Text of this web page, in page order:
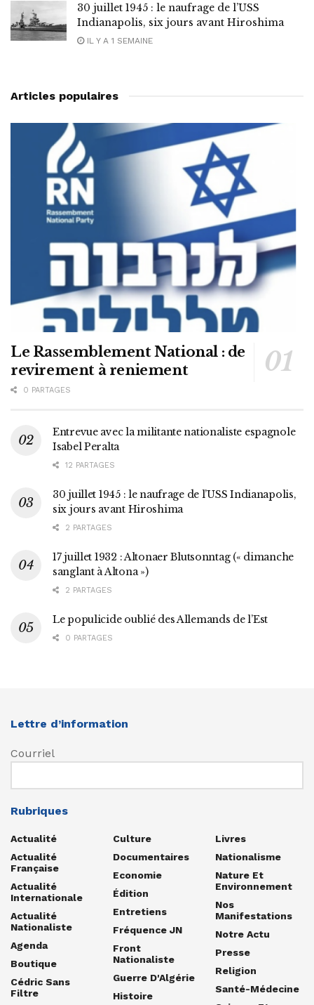
30 juillet 1945 : le naufrage de l’USS
Indianapolis, six jours avant Hiroshima
IL Y A 1 SEMAINE
Articles populaires
Le Rassemblement National : de
revirement à reniement
0 PARTAGES
Entrevue avec la militante nationaliste espagnole
Isabel Peralta
12 PARTAGES
30 juillet 1945 : le naufrage de l’USS Indianapolis,
six jours avant Hiroshima
2 PARTAGES
17 juillet 1932 : Altonaer Blutsonntag (« dimanche
sanglant à Altona »)
2 PARTAGES
Le populicide oublié des Allemands de l’Est
0 PARTAGES
Lettre d’information
Courriel
Rubriques
Actualité
Actualité
Française
Actualité
Internationale
Actualité
Nationaliste
Agenda
Boutique
Cédric Sans
Filtre
Culture
Documentaires
Economie
Édition
Entretiens
Fréquence JN
Front
Nationaliste
Guerre D'Algérie
Histoire
Livres
Nationalisme
Nature Et
Environnement
Nos
Manifestations
Notre Actu
Presse
Religion
Santé-Médecine